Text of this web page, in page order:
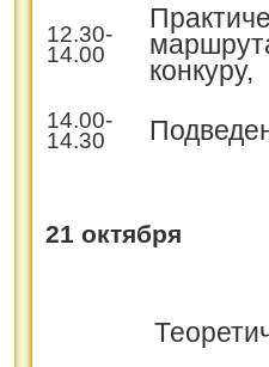
12.30-
14.00
конкуру,
14.00-
14.30
21 октября